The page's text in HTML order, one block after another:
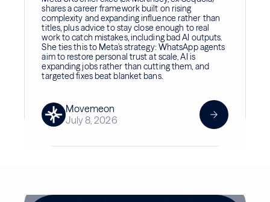
shares a career framework built on rising
complexity and expanding influence rather than
titles, plus advice to stay close enough to real
work to catch mistakes, including bad AI outputs.
She ties this to Meta's strategy: WhatsApp agents
aim to restore personal trust at scale, AI is
expanding jobs rather than cutting them, and
targeted fixes beat blanket bans.
Movemeon
July 8, 2026